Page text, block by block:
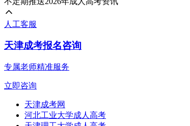
人工客服
天津成考报名咨询
专属老师精准服务
立即咨询
天津成考网
河北工业大学成人高考